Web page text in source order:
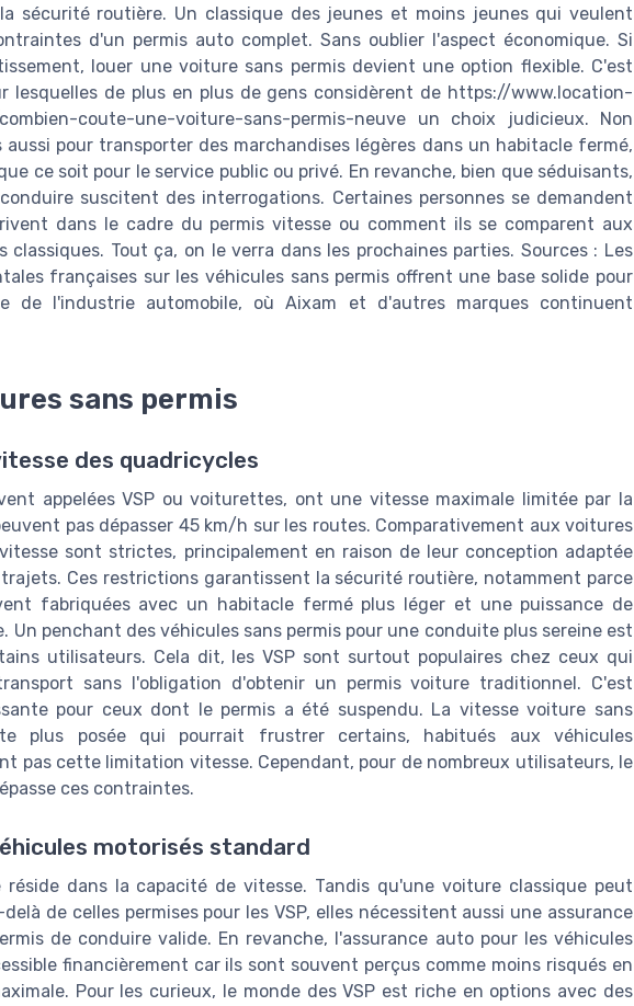
sécurité routière. Un classique des jeunes et moins jeunes qui veulent
d'un permis auto complet. Sans oublier l'aspect économique. Si
louer une voiture sans permis devient une option flexible. C'est
lesquelles de plus en plus de gens considèrent de https://www.location-
coute-une-voiture-sans-permis-neuve un choix judicieux. Non
pour transporter des marchandises légères dans un habitacle fermé,
ce soit pour le service public ou privé. En revanche, bien que séduisants,
suscitent des interrogations. Certaines personnes se demandent
dans le cadre du permis vitesse ou comment ils se comparent aux
Tout ça, on le verra dans les prochaines parties. Sources : Les
françaises sur les véhicules sans permis offrent une base solide pour
de l'industrie automobile, où Aixam et d'autres marques continuent
sans permis
des quadricycles
appelées VSP ou voiturettes, ont une vitesse maximale limitée par la
pas dépasser 45 km/h sur les routes. Comparativement aux voitures
sont strictes, principalement en raison de leur conception adaptée
Ces restrictions garantissent la sécurité routière, notamment parce
fabriquées avec un habitacle fermé plus léger et une puissance de
Un penchant des véhicules sans permis pour une conduite plus sereine est
utilisateurs. Cela dit, les VSP sont surtout populaires chez ceux qui
sans l'obligation d'obtenir un permis voiture traditionnel. C'est
pour ceux dont le permis a été suspendu. La vitesse voiture sans
plus posée qui pourrait frustrer certains, habitués aux véhicules
pas cette limitation vitesse. Cependant, pour de nombreux utilisateurs, le
ces contraintes.
motorisés standard
dans la capacité de vitesse. Tandis qu'une voiture classique peut
de celles permises pour les VSP, elles nécessitent aussi une assurance
de conduire valide. En revanche, l'assurance auto pour les véhicules
financièrement car ils sont souvent perçus comme moins risqués en
Pour les curieux, le monde des VSP est riche en options avec des